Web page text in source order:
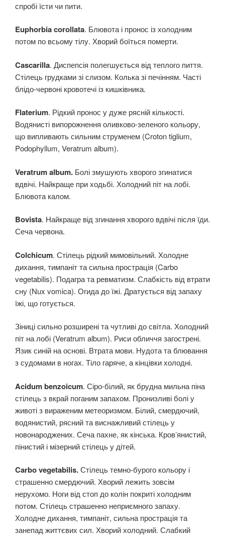
спробі їсти чи пити.
Euphorbia corollata. Блювота і пронос із холодним
потом по всьому тілу. Хворий боїться померти.
Cascarilla. Диспепсія полегшується від теплого пиття.
Стілець грудками зі слизом. Колька зі печінням. Часті
блідо-червоні кровотечі із кишківника.
Flaterium. Рідкий пронос у дуже рясній кількості.
Водянисті випорожнення оливково-зеленого кольору,
що випливають сильним струменем (Croton tiglium,
Podophyllum, Veratrum album).
Veratrum album. Болі змушують хворого згинатися
вдвічі. Найкраще при ходьбі. Холодний піт на лобі.
Блювота калом.
Bovista. Найкраще від згинання хворого вдвічі після їди.
Сеча червона.
Colchicum. Стілець рідкий мимовільний. Холодне
дихання, тимпаніт та сильна прострація (Carbo
vegetabilis). Подагра та ревматизм. Слабкість від втрати
сну (Nux vomica). Огида до їжі. Дратується від запаху
їжі, що готується.
Зіниці сильно розширені та чутливі до світла. Холодний
піт на лобі (Veratrum album). Риси обличчя загострені.
Язик синій на основі. Втрата мови. Нудота та блювання
з судомами в ногах. Тіло гаряче, а кінцівки холодні.
Acidum benzoicum. Сіро-білий, як брудна мильна піна
стілець з вкрай поганим запахом. Пронизливі болі у
животі з вираженим метеоризмом. Білий, смердючий,
водянистий, рясний та виснажливий стілець у
новонароджених. Сеча пахне, як кінська. Кров’янистий,
пінистий і мізерний стілець у дітей.
Carbo vegetabilis.Стілець темно-бурого кольору і
страшенно смердючий. Хворий лежить зовсім
нерухомо. Ноги від стоп до колін покриті холодним
потом. Стілець страшенно неприємного запаху.
Холодне дихання, тимпаніт, сильна прострація та
занепад життєвих сил. Хворий холодний. Слабкий